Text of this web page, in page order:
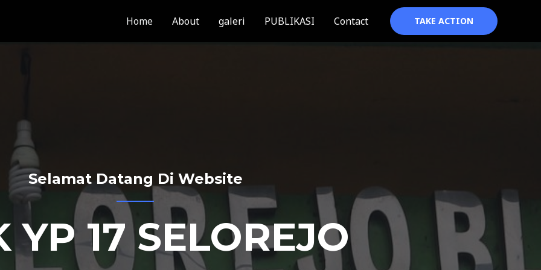
Home About galeri PUBLIKASI Contact TAKE ACTION
Selamat Datang Di Website
YP 17 SELOREJO